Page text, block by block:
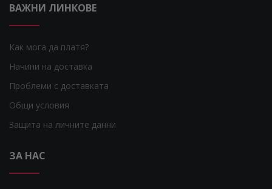
ВАЖНИ ЛИНКОВЕ
Как мога да платя?
Начини на доставка
Проблеми с доставката
Общи условия
Защита на личните данни
ЗА НАС